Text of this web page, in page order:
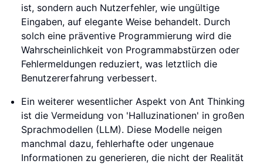
ist, sondern auch Nutzerfehler, wie ungültige
Eingaben, auf elegante Weise behandelt. Durch
solch eine präventive Programmierung wird die
Wahrscheinlichkeit von Programmabstürzen oder
Fehlermeldungen reduziert, was letztlich die
Benutzererfahrung verbessert.
Ein weiterer wesentlicher Aspekt von Ant Thinking
ist die Vermeidung von 'Halluzinationen' in großen
Sprachmodellen (LLM). Diese Modelle neigen
manchmal dazu, fehlerhafte oder ungenaue
Informationen zu generieren, die nicht der Realität